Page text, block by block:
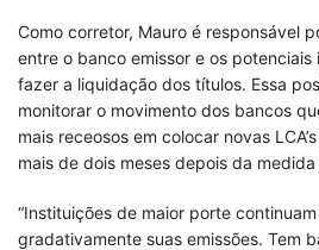
Como corretor, Mauro é responsável
entre o banco emissor e os
fazer a liquidação dos títulos. Essa
monitorar o movimento dos bancos
mais receosos em colocar novas
mais de dois meses depois da
“Instituições de maior porte
gradativamente suas emissões. Tem